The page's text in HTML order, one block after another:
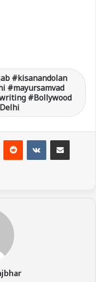
#kisanandolan
#mayursamvad
#Bollywood
VKontakte